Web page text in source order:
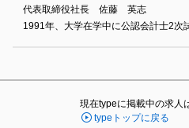
代表取締役社長 佐藤 英志
1991年、大学在学中に公認会計士2次
現在typeに掲載中の求人
typeトップに戻る